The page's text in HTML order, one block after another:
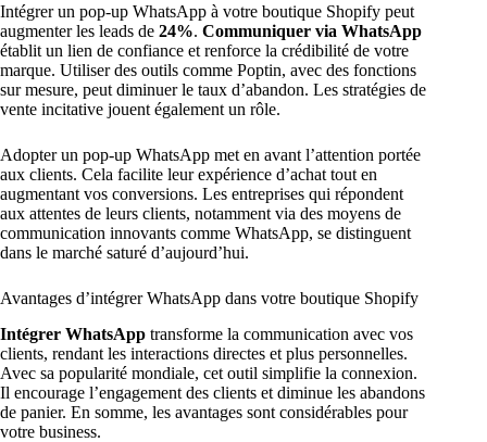
Intégrer un pop-up WhatsApp à votre boutique Shopify peut
augmenter les leads de 24%. Communiquer via WhatsApp
établit un lien de confiance et renforce la crédibilité de votre
marque. Utiliser des outils comme Poptin, avec des fonctions
sur mesure, peut diminuer le taux d’abandon. Les stratégies de
vente incitative jouent également un rôle.
Adopter un pop-up WhatsApp met en avant l’attention portée
aux clients. Cela facilite leur expérience d’achat tout en
augmentant vos conversions. Les entreprises qui répondent
aux attentes de leurs clients, notamment via des moyens de
communication innovants comme WhatsApp, se distinguent
dans le marché saturé d’aujourd’hui.
Avantages d’intégrer WhatsApp dans votre boutique Shopify
Intégrer WhatsApp transforme la communication avec vos
clients, rendant les interactions directes et plus personnelles.
Avec sa popularité mondiale, cet outil simplifie la connexion.
Il encourage l’engagement des clients et diminue les abandons
de panier. En somme, les avantages sont considérables pour
votre business.